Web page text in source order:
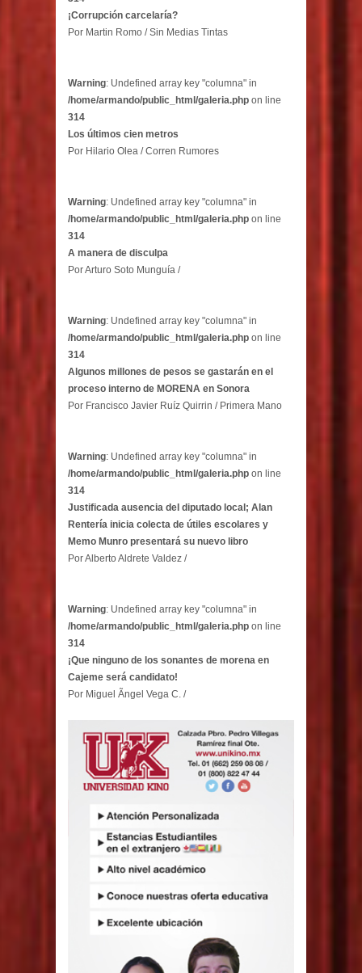
¡Corrupción carcelaría?
Por Martin Romo / Sin Medias Tintas
Warning: Undefined array key "columna" in
/home/armando/public_html/galeria.php on line
314
Los últimos cien metros
Por Hilario Olea / Corren Rumores
Warning: Undefined array key "columna" in
/home/armando/public_html/galeria.php on line
314
A manera de disculpa
Por Arturo Soto Munguía /
Warning: Undefined array key "columna" in
/home/armando/public_html/galeria.php on line
314
Algunos millones de pesos se gastarán en el
proceso interno de MORENA en Sonora
Por Francisco Javier Ruíz Quirrin / Primera Mano
Warning: Undefined array key "columna" in
/home/armando/public_html/galeria.php on line
314
Justificada ausencia del diputado local; Alan
Rentería inicia colecta de útiles escolares y
Memo Munro presentará su nuevo libro
Por Alberto Aldrete Valdez /
Warning: Undefined array key "columna" in
/home/armando/public_html/galeria.php on line
314
¡Que ninguno de los sonantes de morena en
Cajeme será candidato!
Por Miguel Ãngel Vega C. /